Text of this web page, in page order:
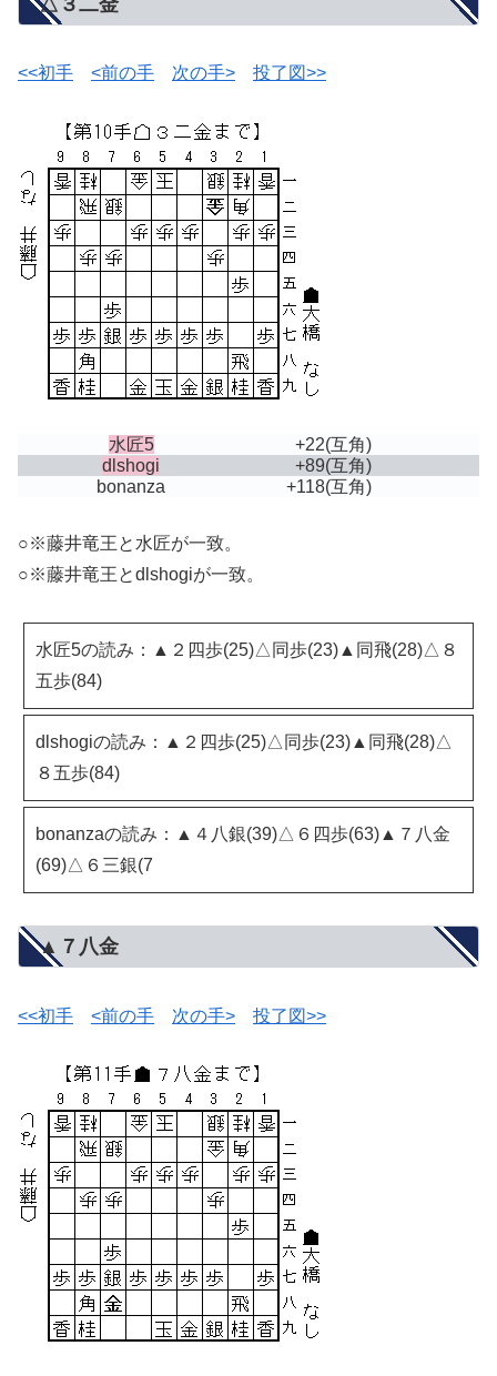
<<初手 <前の手 次の手> 投了図>>
水匠5 +22(互角)
dlshogi
+89(互角)
bonanza
+118(互角)
○※藤井竜王と水匠が一致。
○※藤井竜王とdlshogiが一致。
水匠5の読み：▲２四歩(25)△同歩(23)▲同飛(28)△８
五歩(84)
dlshogiの読み：▲２四歩(25)△同歩(23)▲同飛(28)△
８五歩(84)
bonanzaの読み：▲４八銀(39)△６四歩(63)▲７八金
(69)△６三銀(7
▲７八金
<<初手 <前の手 次の手> 投了図>>